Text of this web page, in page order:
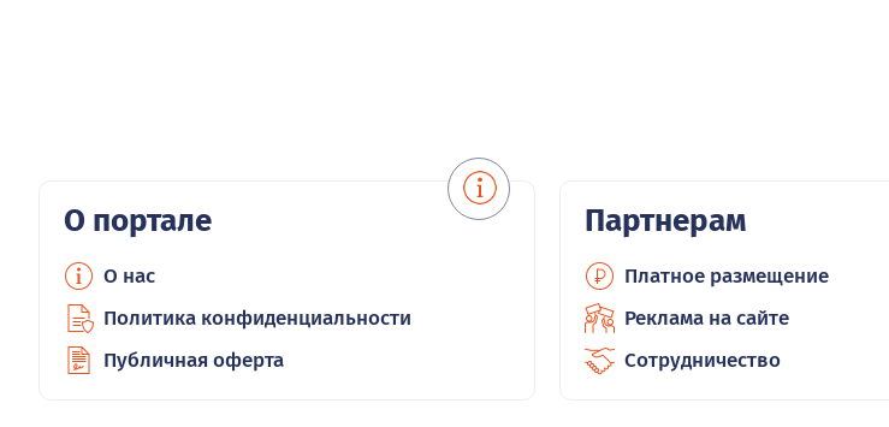
О портале
О нас
Политика конфиденциальности
Публичная оферта
Партнерам
Платное размещение
Реклама на сайте
Сотрудничество